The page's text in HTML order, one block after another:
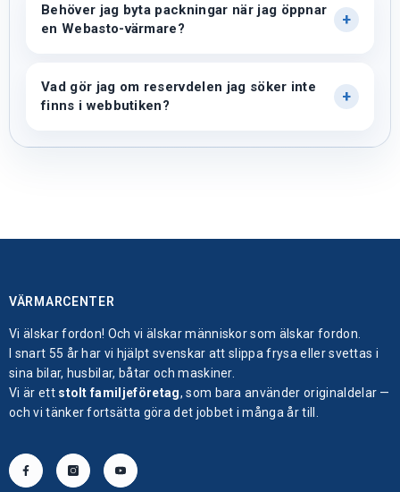
Behöver jag byta packningar när jag öppnar
en Webasto-värmare?
Vad gör jag om reservdelen jag söker inte
finns i webbutiken?
VÄRMARCENTER
Vi älskar fordon! Och vi älskar människor som älskar fordon.
I snart 55 år har vi hjälpt svenskar att slippa frysa eller svettas i
sina bilar, husbilar, båtar och maskiner.
Vi är ett stolt familjeföretag, som bara använder originaldelar —
och vi tänker fortsätta göra det jobbet i många år till.